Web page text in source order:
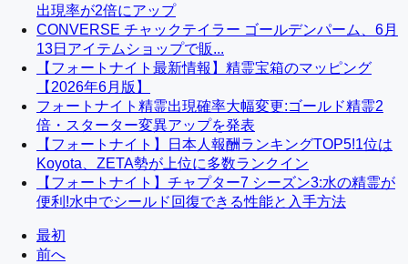
出現率が2倍にアップ
CONVERSE チャックテイラー ゴールデンパーム、6月
13日アイテムショップで販...
【フォートナイト最新情報】精霊宝箱のマッピング
【2026年6月版】
フォートナイト精霊出現確率大幅変更:ゴールド精霊2
倍・スターター変異アップを発表
【フォートナイト】日本人報酬ランキングTOP5!1位は
Koyota、ZETA勢が上位に多数ランクイン
【フォートナイト】チャプター7 シーズン3:水の精霊が
便利!水中でシールド回復できる性能と入手方法
最初
前へ